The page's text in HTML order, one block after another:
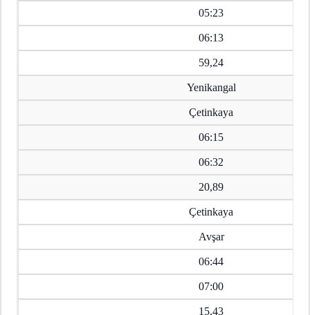
05:23
06:13
59,24
Yenikangal
Çetinkaya
06:15
06:32
20,89
Çetinkaya
Avşar
06:44
07:00
15,43